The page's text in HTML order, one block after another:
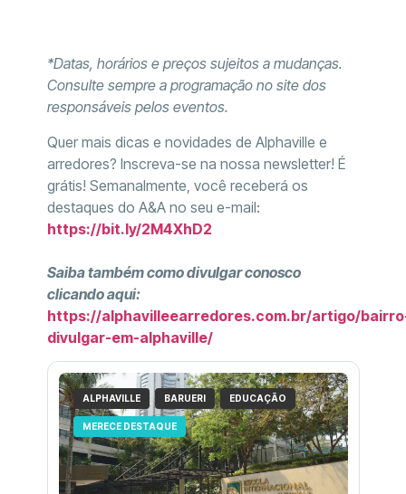
*Datas, horários e preços sujeitos a mudanças.
Consulte sempre a programação no site dos
responsáveis pelos eventos.
Quer mais dicas e novidades de Alphaville e
arredores? Inscreva-se na nossa newsletter! É
grátis! Semanalmente, você receberá os
destaques do A&A no seu e-mail:
https://bit.ly/2M4XhD2
Saiba também como divulgar conosco
clicando aqui:
https://alphavilleearredores.com.br/artigo/
divulgar-em-alphaville/
ALPHAVILLE BARUERI EDUCAÇÃO
MERECE DESTAQUE